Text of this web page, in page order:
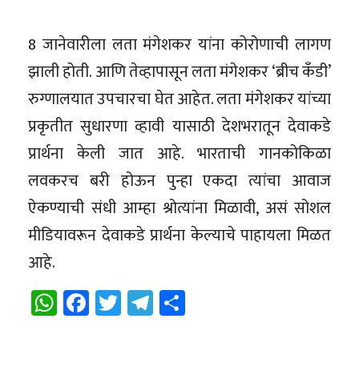
8 जानेवारीला लता मंगेशकर यांना कोरोणाची लागण
झाली होती. आणि तेव्हापासून लता मंगेशकर ‘ब्रीच कँडी’
रुग्णालयात उपचारचा घेत आहेत. लता मंगेशकर यांच्या
प्रकृतीत सुधारणा व्हावी यासाठी देशभरातून देवाकडे
प्रार्थना केली जात आहे. भारताची गानकोकिळा
लवकरच बरी होऊन पुन्हा एकदा त्यांचा आवाज
ऐकण्याची संधी आम्हा श्रोत्यांना मिळावी, असं सोशल
मीडियावरून देवाकडे प्रार्थना केल्याचे पाहायला मिळत
आहे.
WhatsApp
Facebook
TwitterTelegram